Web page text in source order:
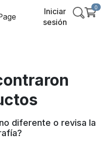
Iniciar
sesión
0
diferente o revisa la
?